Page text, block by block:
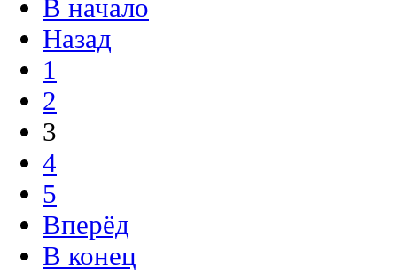
В начало
Назад
1
2
3
4
5
Вперёд
В конец